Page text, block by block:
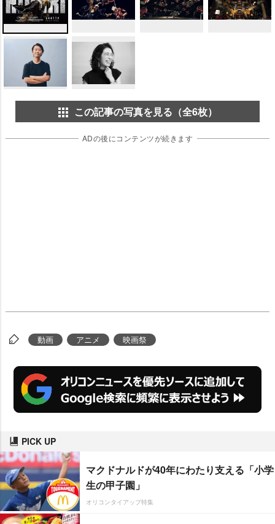
この記事の写真を見る（全6枚）
ADの後にコンテンツが続きます
動画 アニメ 映画祭
PICK UP
マクドナルドが40年にわたり支える「小学
生の甲子園」
オリコンタイアップ特集